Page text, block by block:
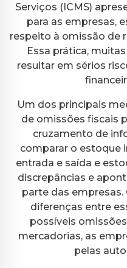
Serviços (ICMS)
para as empresas,
respeito à omissão de
Essa prática,
resultar em sérios
Um dos principais
de omissões fiscais
cruzamento de
comparar o estoque
entrada e saída e
discrepâncias e
parte das
diferenças entre
possíveis
mercadorias, as
pelas